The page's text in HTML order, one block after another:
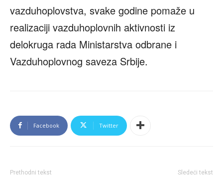
vazduhoplovstva, svake godine pomaže u
realizaciji vazduhoplovnih aktivnosti iz
delokruga rada Ministarstva odbrane i
Vazduhoplovnog saveza Srbije.
Facebook Twitter
Prethodni tekst Sledeći tekst